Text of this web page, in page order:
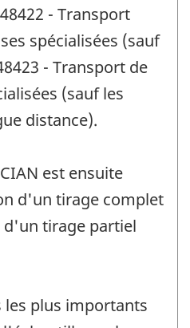
- Transport
spécialisées (sauf
- Transport de
(sauf les
distance).
est ensuite
d'un tirage complet
tirage partiel
les plus importants